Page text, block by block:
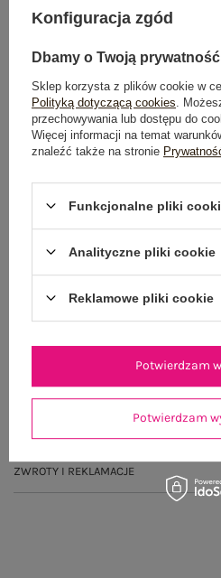
Dostawaod 7,99 zł
Do darmowej dostawy brakuje
Wysyłka wponiedziałek
OPIS PRODUKTU
GŁÓWNE PARAMETRY
OPINIE O PRODUKCIE (0)
ZWROTY I REKLAMACJE
Konfiguracja zgód
Dbamy o Twoją prywatność
Sklep korzysta z plików cookie w
Polityką dotyczącą cookies .
przechowywania lub dostępu do
Więcej informacji na temat
znaleźć także na stronie
Funkcjonalne pliki
Analityczne pliki cookie
Reklamowe pliki cookie
Potwierdzam
Potwierdzam